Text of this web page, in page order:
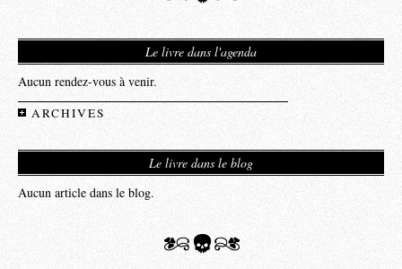
Le livre dans l'agenda
Aucun rendez-vous à venir.
ARCHIVES
Le livre dans le blog
Aucun article dans le blog.